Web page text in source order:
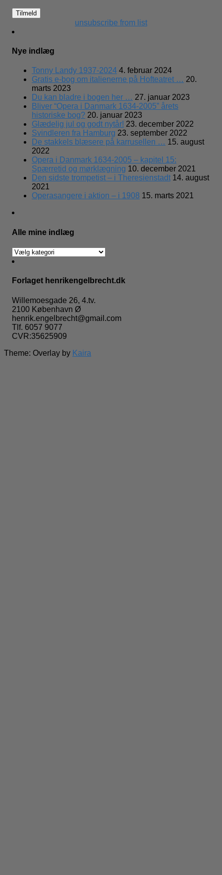
unsubscribe from list
Nye indlæg
Tonny Landy 1937-2024 4. februar 2024
Gratis e-bog om italienerne på Hofteatret … 20.
marts 2023
Du kan bladre i bogen her … 27. januar 2023
Bliver “Opera i Danmark 1634-2005” årets
historiske bog? 20. januar 2023
Glædelig jul og godt nytår! 23. december 2022
Svindleren fra Hamburg 23. september 2022
De stakkels blæsere på karrusellen … 15. august
2022
Opera i Danmark 1634-2005 – kapitel 15:
Spærretid og mørklægning 10. december 2021
Den sidste trompetist – i Theresienstadt 14. august
2021
Operasangere i aktion – i 1908 15. marts 2021
Alle mine indlæg
Alle
mine
Forlaget henrikengelbrecht.dk
Willemoesgade 26, 4.tv.
2100 København Ø
henrik.engelbrecht@gmail.com
Tlf. 6057 9077
CVR:35625909
Theme: Overlay by Kaira